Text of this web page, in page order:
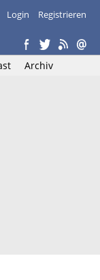
Login Registrieren
Archiv